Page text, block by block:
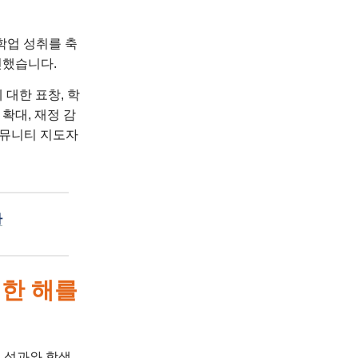
업 성취를 축
습니다.
대한 표창, 학
대, 재정 감
니티 지도자
해를